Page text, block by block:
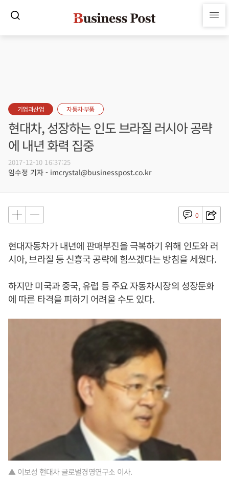
기업과산업 자동차·부품
현대차, 성장하는 인도 브라질 러시아 공략
에 내년 화력 집중
2017-12-10 16:37:25
임수정 기자 - imcrystal@businesspost.co.kr
0
현대자동차가 내년에 판매부진을 극복하기 위해 인도와 러
시아, 브라질 등 신흥국 공략에 힘쓰겠다는 방침을 세웠다.
하지만 미국과 중국, 유럽 등 주요 자동차시장의 성장둔화
에 따른 타격을 피하기 어려울 수도 있다.
▲ 이보성 현대차 글로벌경영연구소 이사.